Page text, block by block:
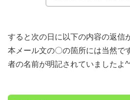
すると次の日に以下の内容の返信
本メール文の〇の箇所には当然で
者の名前が明記されていましたよ